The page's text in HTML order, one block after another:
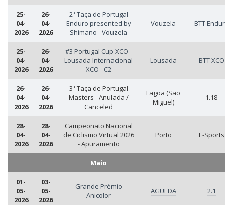
25-
04-
2026
26-
04-
2026
2ª Taça de Portugal
Enduro presented by
Shimano - Vouzela
Vouzela BTT
25-
04-
2026
26-
04-
2026
#3 Portugal Cup XCO -
Lousada Internacional
XCO - C2
Lousada BTT XCO
26-
04-
2026
26-
04-
2026
3ª Taça de Portugal
Masters - Anulada /
Canceled
Lagoa (São
Miguel)
1.18
28-
04-
2026
28-
04-
2026
Campeonato Nacional
de Ciclismo Virtual 2026
- Apuramento
Porto E-Sports
Maio
01-
05-
2026
03-
05-
2026
Grande Prémio
Anicolor
AGUEDA 2.1